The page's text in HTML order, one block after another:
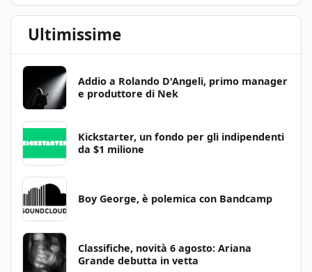
Ultimissime
Addio a Rolando D'Angeli, primo manager
e produttore di Nek
Kickstarter, un fondo per gli indipendenti
da $1 milione
Boy George, è polemica con Bandcamp
Classifiche, novità 6 agosto: Ariana
Grande debutta in vetta